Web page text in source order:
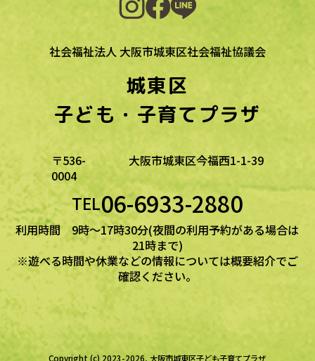
社会福祉法人 大阪市城東区社会福祉協議会
城東区
子ども・子育てプラザ
〒536-
0004
大阪市城東区今福西1-1-39
TEL06-6933-2880
利用時間 9時～17時30分(夜間の利用予約がある場合は
21時まで)
※遊べる時間や休業などの情報については概要紹介でご
確認ください。
Copyright (c) 2023-2026, 大阪市城東区子ども子育てプラザ